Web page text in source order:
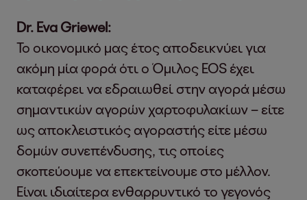
Dr. Eva Griewel:
Το οικονομικό μας έτος αποδεικνύει για
ακόμη μία φορά ότι ο Όμιλος EOS έχει
καταφέρει να εδραιωθεί στην αγορά μέσω
σημαντικών αγορών χαρτοφυλακίων – είτε
ως αποκλειστικός αγοραστής είτε μέσω
δομών συνεπένδυσης, τις οποίες
σκοπεύουμε να επεκτείνουμε στο μέλλον.
Είναι ιδιαίτερα ενθαρρυντικό το γεγονός